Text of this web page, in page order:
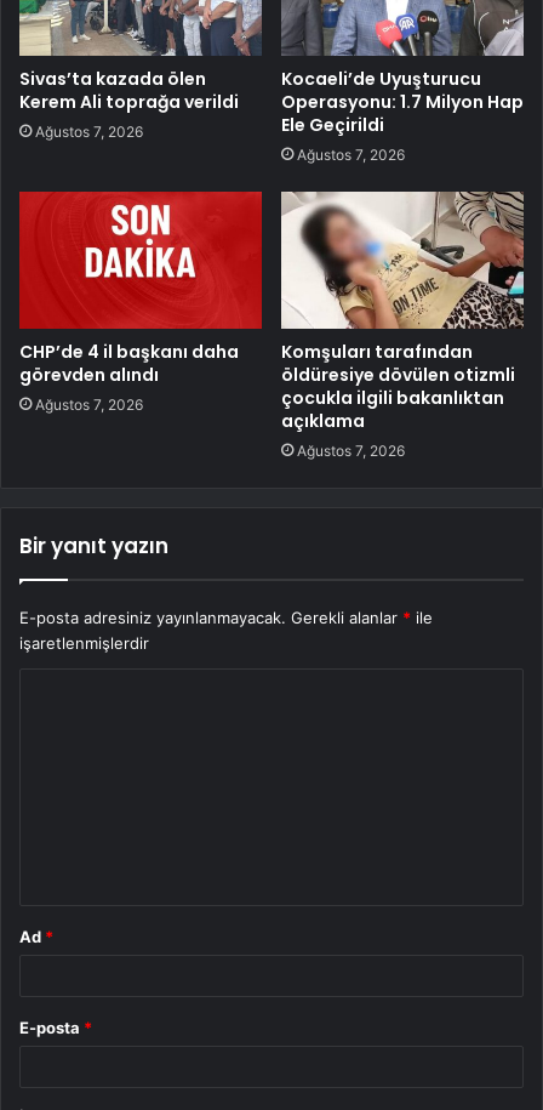
Sivas’ta kazada ölen
Kerem Ali toprağa verildi
Ağustos 7, 2026
Kocaeli’de Uyuşturucu
Operasyonu: 1.7 Milyon Hap
Ele Geçirildi
Ağustos 7, 2026
CHP’de 4 il başkanı daha
görevden alındı
Ağustos 7, 2026
Komşuları tarafından
öldüresiye dövülen otizmli
çocukla ilgili bakanlıktan
açıklama
Ağustos 7, 2026
Bir yanıt yazın
E-posta adresiniz yayınlanmayacak. Gerekli alanlar * ile
işaretlenmişlerdir
Ad *
E-posta *